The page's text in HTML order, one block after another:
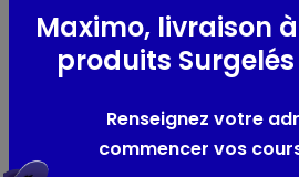
de la nuance et le raffinement. Un
1747 qu'Antoine-Claude Maille,
boutique rue Saint-André des Arts à
européennes. La maison Maille
d'excellence, de raffinement et de
1931 que le célèbre slogan « Il n'y a
Maximo, livraison
produits
Renseignez votre
commencer vos